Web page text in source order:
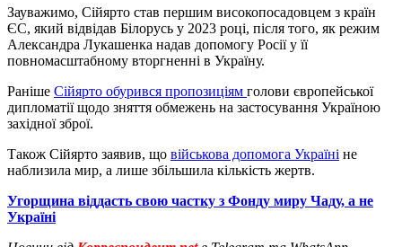
Зауважимо, Сійярто став першим високопосадовцем з країн
ЄС, який відвідав Білорусь у 2023 році, після того, як режим
Александра Лукашенка надав допомогу Росії у її
повномасштабному вторгненні в Україну.
Раніше Сійярто обурився пропозиціям голови європейської
дипломатії щодо зняття обмежень на застосування Україною
західної зброї.
Також Сійярто заявив, що військова допомога Україні не
наблизила мир, а лише збільшила кількість жертв.
Угорщина віддасть свою частку з Фонду миру Чаду, а не
Україні